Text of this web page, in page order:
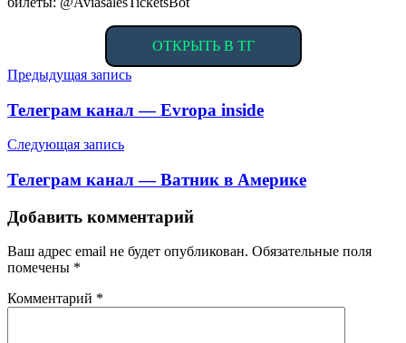
ОТКРЫТЬ В ТГ
Навигация
по
записям
Предыдущая запись
Телеграм канал — Evropa inside
Следующая запись
Телеграм канал — Ватник в Америке
Добавить комментарий
Ваш адрес email не будет опубликован. Обязательные поля
помечены *
Комментарий *